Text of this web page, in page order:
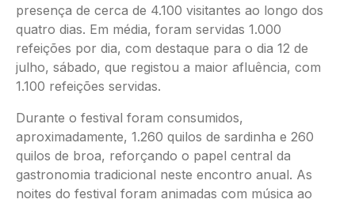
presença de cerca de 4.100 visitantes ao longo dos
quatro dias. Em média, foram servidas 1.000
refeições por dia, com destaque para o dia 12 de
julho, sábado, que registou a maior afluência, com
1.100 refeições servidas.
Durante o festival foram consumidos,
aproximadamente, 1.260 quilos de sardinha e 260
quilos de broa, reforçando o papel central da
gastronomia tradicional neste encontro anual. As
noites do festival foram animadas com música ao